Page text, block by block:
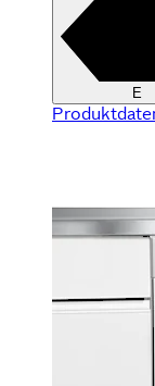
E